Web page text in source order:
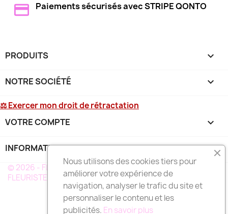
Paiements sécurisés avec STRIPE QONTO
PRODUITS 
NOTRE SOCIÉTÉ 
⚖ Exercer mon droit de rétractation
VOTRE COMPTE 
INFORMATIONS keyboard_arrow_down
© 2026 - FLEURS DEUIL MARTINIQUE - UN RÉSEAU DE
FLEURISTE A VOTRE SERVICE EN MARTINIQUE
Nous utilisons des cookies tiers pour
améliorer votre expérience de
navigation, analyser le trafic du site et
personnaliser le contenu et les
publicités. En savoir plus